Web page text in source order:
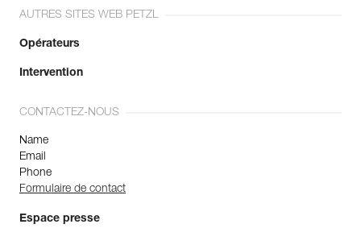
AUTRES SITES WEB PETZL
Opérateurs
Intervention
CONTACTEZ-NOUS
Name
Email
Phone
Formulaire de contact
Espace presse